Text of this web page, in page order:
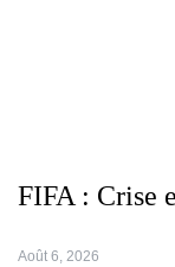
FIFA : Crise
Août 6, 2026